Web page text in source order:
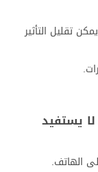
تقليل التأثير
يستفيد
الهاتف.